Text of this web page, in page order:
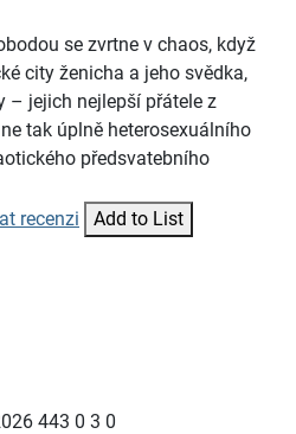
se zvrtne v chaos, když
city ženicha a jeho svědka,
– jejich nejlepší přátele z
tak úplně heterosexuálního
předsvatebního
recenzi Add to List
443 0 3 0